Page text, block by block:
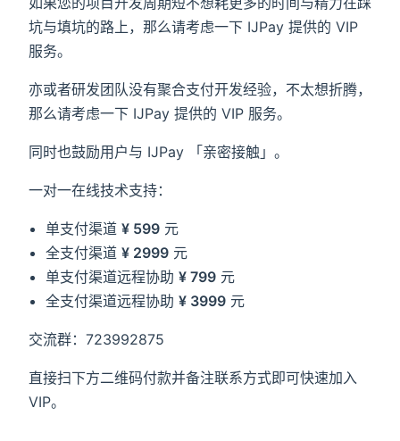
坑与填坑的路上，那么请考虑一下 IJPay 提供的 VIP
服务。
亦或者研发团队没有聚合支付开发经验，不太想折腾，
那么请考虑一下 IJPay 提供的 VIP 服务。
同时也鼓励用户与 IJPay 「亲密接触」。
一对一在线技术支持：
单支付渠道¥ 599 元
全支付渠道¥ 2999 元
单支付渠道远程协助¥ 799 元
全支付渠道远程协助¥ 3999 元
交流群：723992875
直接扫下方二维码付款并备注联系方式即可快速加入
VIP。